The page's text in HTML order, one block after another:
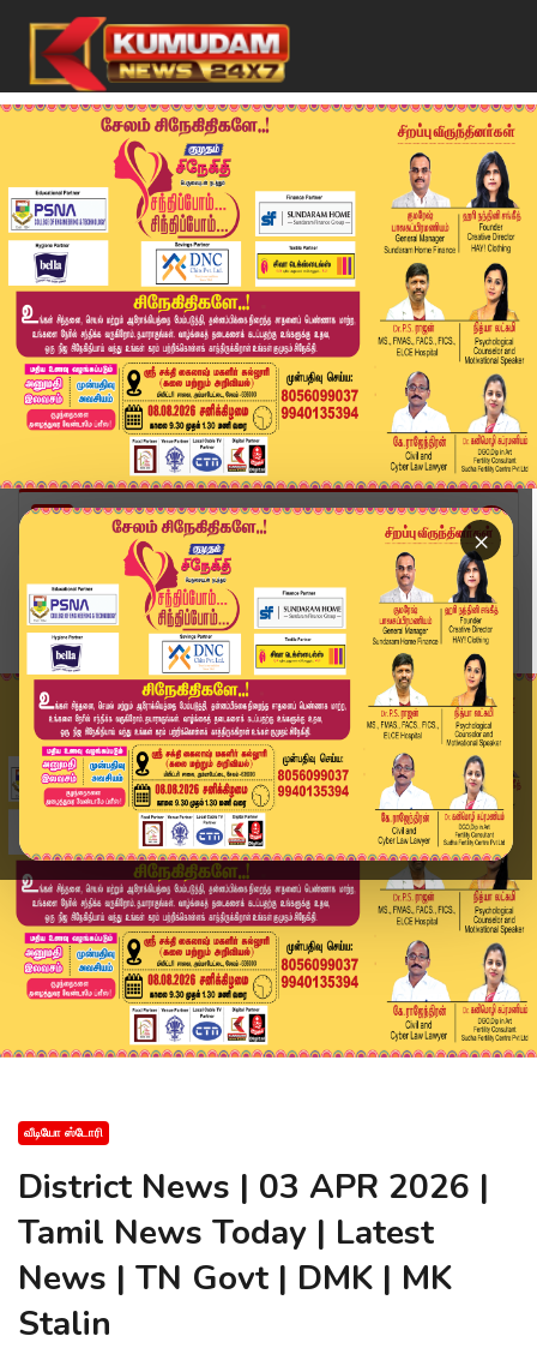
×
Home
வீடியோ ஸ்டோரி
District News | 03 APR 2026 | Tamil News Today ...
வீடியோ ஸ்டோரி
District News | 03 APR 2026 |
Tamil News Today | Latest
News | TN Govt | DMK | MK
Stalin